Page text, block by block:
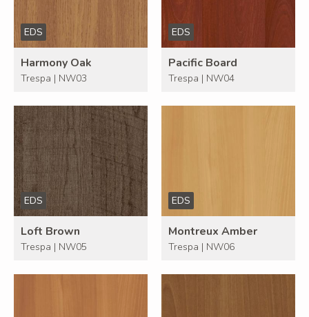
EDS
Harmony Oak
Trespa | NW03
EDS
Pacific Board
Trespa | NW04
EDS
Loft Brown
Trespa | NW05
EDS
Montreux Amber
Trespa | NW06